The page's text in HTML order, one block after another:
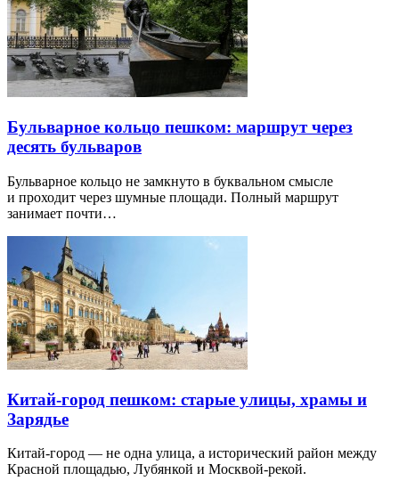
Бульварное кольцо пешком: маршрут через
десять бульваров
Бульварное кольцо не замкнуто в буквальном смысле
и проходит через шумные площади. Полный маршрут
занимает почти…
Китай-город пешком: старые улицы, храмы и
Зарядье
Китай-город — не одна улица, а исторический район между
Красной площадью, Лубянкой и Москвой-рекой.